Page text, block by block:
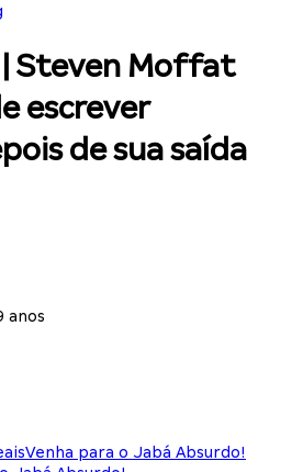
| Steven Moffat
escrever
de sua saída
anos
Venha para o Jabá Absurdo!